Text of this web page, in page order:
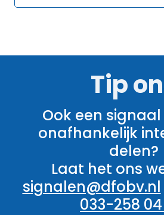
Tip
Ook een
onafhankelijk
delen?
Laat het ons
signalen@dfobv.nl
033-258